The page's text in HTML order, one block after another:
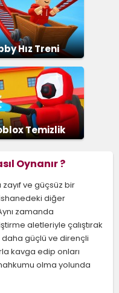
Hız Treni
Temizlik
Oynanır ?
ve güçsüz bir
diğer
zamanda
aletleriyle çalıştırak
daha güçlü ve dirençli
kavga edip onları
olma yolunda